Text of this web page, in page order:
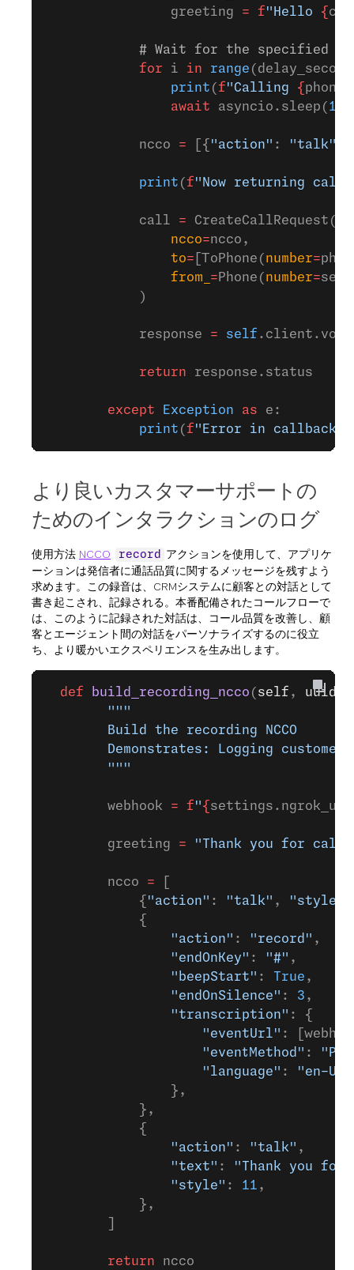
                greeting
= f"Hello {
# Wait for the specified
            for
i in range
                print
(f"Calling {
                await
asyncio.sleep( 1
            ncco
= [{ "action" : "talk"
            print
(f"Now returning
            call
= CreateCallRequest(
                ncco
=ncco,
                to
= [ToPhone( number=
                from_
= Phone( number=
            )
            response
= self
            return
response.status
        except
Exception as e:
            print
(f"Error in callback
より良いカスタマーサポートの
ためのインタラクションのログ
使用方法 NCCO record
アクションを使用して、アプリケ
ーションは発信者に通話品質に関するメッセージを残すよう
求めます。この録音は、CRMシステムに顧客との対話として
書き起こされ、記録される。本番配備されたコールフローで
は、このように記録された対話は、コール品質を改善し、顧
客とエージェント間の対話をパーソナライズするのに役立
ち、より暖かいエクスペリエンスを生み出します。
  def
build_recording_ncco ( self , uuid
        """
        Build the recording NCCO
Demonstrates: Logging customer
        """
        webhook
= f"{ settings.ngrok_url
        greeting
= "Thank you for
        ncco
=
            {
"action" : "talk" , "style"
            {
                "action"
: "record" ,
                "endOnKey"
: "#" ,
                "beepStart"
: True ,
                "endOnSilence"
: 3 ,
                "transcription"
: {
                    "eventUrl"
:
                    "eventMethod"
:
                    "language"
: "en-US"
                },
            },
            {
                "action"
: "talk" ,
                "text"
:
"Thank you for
                "style"
: 11 ,
            },
        return
ncco